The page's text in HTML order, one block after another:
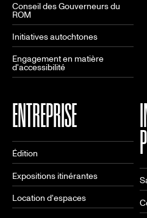
Conseil des Gouverneurs du
ROM
Initiatives autochtones
Engagement en matière
d'accessibilité
ENTREPRISE
Édition
Expositions itinérantes
Location d'espaces